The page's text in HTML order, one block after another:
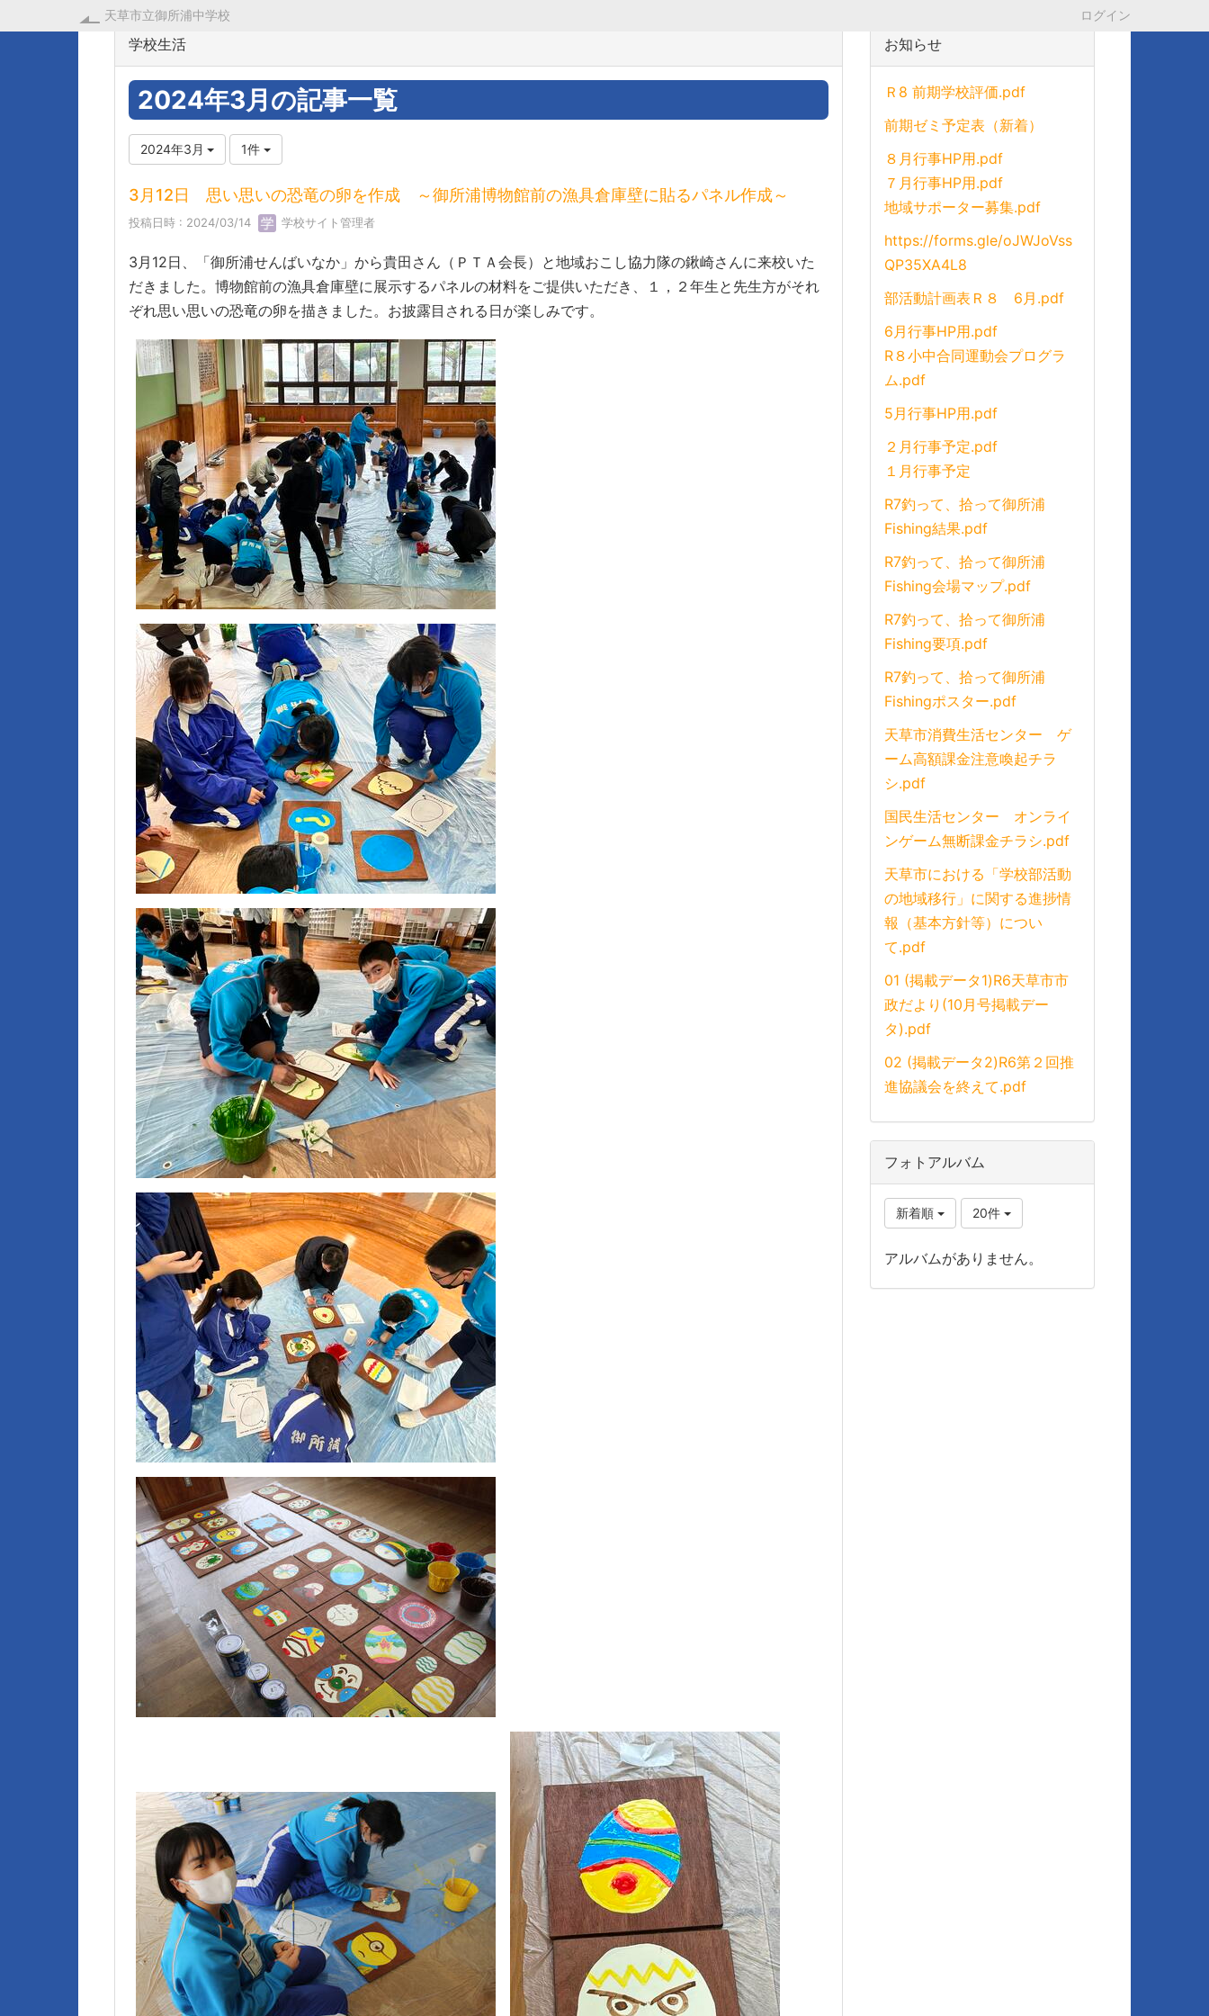
天草市立御所浦中学校 ログイン
学校生活
2024年3月の記事一覧
2024年3月 1件
3月12日 思い思いの恐竜の卵を作成 ～御所浦博物館前の漁具倉庫壁に貼るパネル作成～
投稿日時 : 2024/03/14 学校サイト管理者
3月12日、「御所浦せんばいなか」から貴田さん（ＰＴＡ会長）と地域おこし協力隊の鍬崎さんに来校いた
だきました。博物館前の漁具倉庫壁に展示するパネルの材料をご提供いただき、１，２年生と先生方がそれ
ぞれ思い思いの恐竜の卵を描きました。お披露目される日が楽しみです。
お知らせ
Ｒ8 前期学校評価.pdf
前期ゼミ予定表（新着）
８月行事HP用.pdf
７月行事HP用.pdf
地域サポーター募集.pdf
https://forms.gle/oJWJoVss
QP35XA4L8
部活動計画表Ｒ８ 6月.pdf
6月行事HP用.pdf
R８小中合同運動会プログラ
ム.pdf
5月行事HP用.pdf
２月行事予定.pdf
１月行事予定
R7釣って、拾って御所浦
Fishing結果.pdf
R7釣って、拾って御所浦
Fishing会場マップ.pdf
R7釣って、拾って御所浦
Fishing要項.pdf
R7釣って、拾って御所浦
Fishingポスター.pdf
天草市消費生活センター ゲ
ーム高額課金注意喚起チラ
シ.pdf
国民生活センター オンライ
ンゲーム無断課金チラシ.pdf
天草市における「学校部活動
の地域移行」に関する進捗情
報（基本方針等）につい
て.pdf
01 (掲載データ1)R6天草市市
政だより(10月号掲載デー
タ).pdf
02 (掲載データ2)R6第２回推
進協議会を終えて.pdf
フォトアルバム
新着順 20件
アルバムがありません。